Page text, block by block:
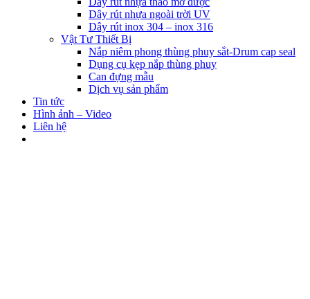
Dây rút nhựa ngoài trời UV
Dây rút inox 304 – inox 316
Vật Tư Thiết Bị
Nắp niêm phong thùng phuy sắt-Drum cap seal
Dụng cụ kẹp nắp thùng phuy
Can đựng mẫu
Dịch vụ sản phẩm
Tin tức
Hình ảnh – Video
Liên hệ